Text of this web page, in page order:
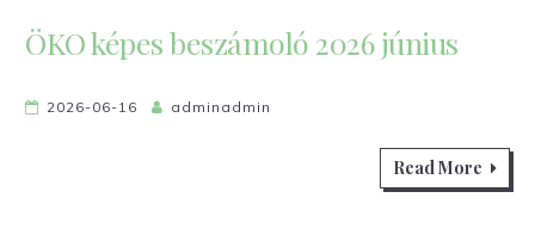
ÖKO képes beszámoló 2026 június
2026-06-16 adminadmin
Read More